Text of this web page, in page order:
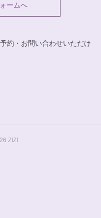
ームへ
約・お問い合わせいただけ
ZIZI .